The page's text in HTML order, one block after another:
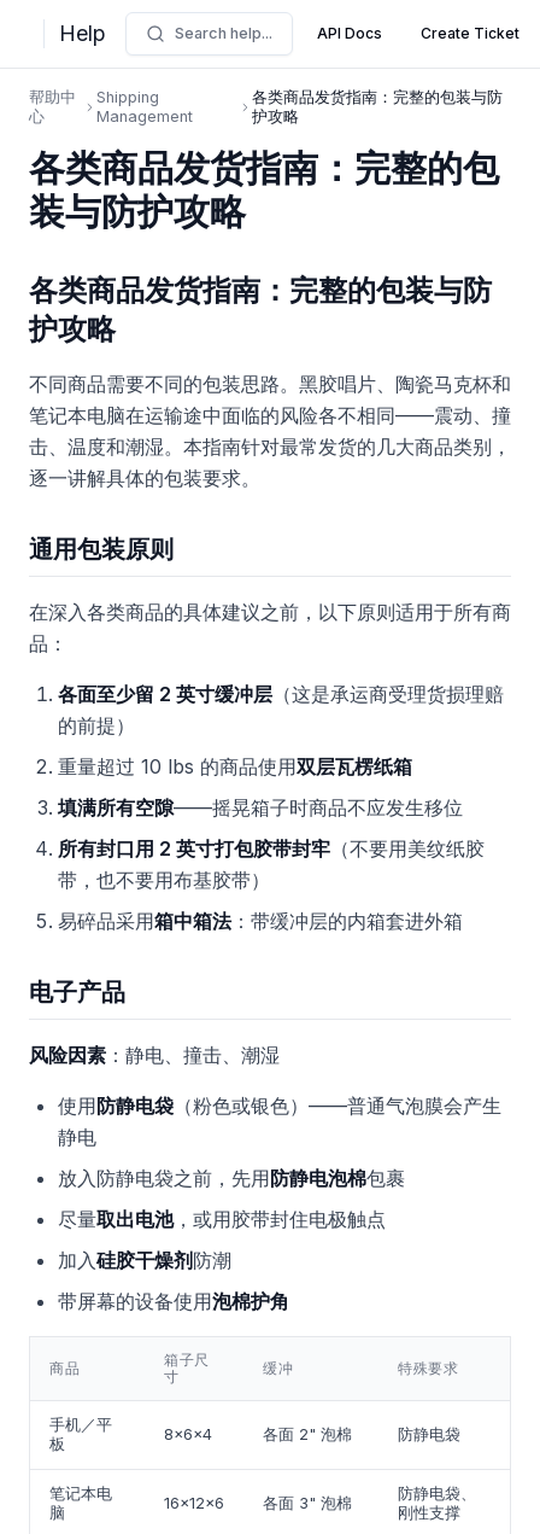
Help Search help... API Docs Create Ticket
帮助中
心
Shipping
Management
各类商品发货指南：完整的包装与防
护攻略
各类商品发货指南：完整的包
装与防护攻略
各类商品发货指南：完整的包装与防
护攻略
不同商品需要不同的包装思路。黑胶唱片、陶瓷马克杯和
笔记本电脑在运输途中面临的风险各不相同——震动、撞
击、温度和潮湿。本指南针对最常发货的几大商品类别，
逐一讲解具体的包装要求。
通用包装原则
在深入各类商品的具体建议之前，以下原则适用于所有商
品：
各面至少留 2 英寸缓冲层 （这是承运商受理货损理赔
的前提）
重量超过 10 lbs 的商品使用双层瓦楞纸箱
填满所有空隙——摇晃箱子时商品不应发生移位
所有封口用 2 英寸打包胶带封牢 （不要用美纹纸胶
带，也不要用布基胶带）
易碎品采用箱中箱法：带缓冲层的内箱套进外箱
电子产品
风险因素 ：静电、撞击、潮湿
使用防静电袋 （粉色或银色）——普通气泡膜会产生
静电
放入防静电袋之前，先用防静电泡棉包裹
尽量取出电池，或用胶带封住电极触点
加入硅胶干燥剂 防潮
带屏幕的设备使用泡棉护角
商品
箱子尺
寸
缓冲 特殊要求
手机／平
板
8x6x4 各面 2" 泡棉 防静电袋
笔记本电
脑
16x12x6 各面 3" 泡棉
防静电袋、
刚性支撑